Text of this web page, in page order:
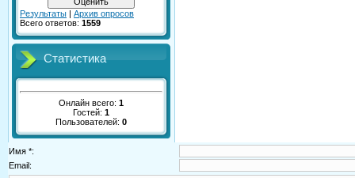
Результаты | Архив опросов
Всего ответов: 1559
Статистика
Онлайн всего: 1
Гостей: 1
Пользователей: 0
Имя *:
Email: